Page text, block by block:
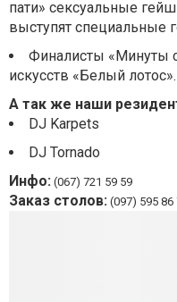
пати» сексуальные
выступят специальные
Финалисты «Минуты
искусств «Белый лотос».
А так же наши
DJ Karpets
DJ Tornado
Инфо: (067) 721 59 59
Заказ столов: (097) 595 86